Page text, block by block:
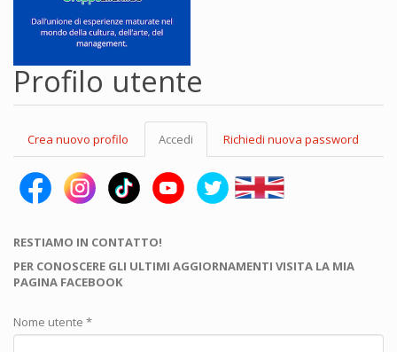
Profilo utente
primarie
Crea nuovo profilo Accedi (scheda
attiva)
Richiedi nuova password
RESTIAMO IN CONTATTO!
PER CONOSCERE GLI ULTIMI AGGIORNAMENTI VISITA LA MIA
PAGINA FACEBOOK
Nome utente *